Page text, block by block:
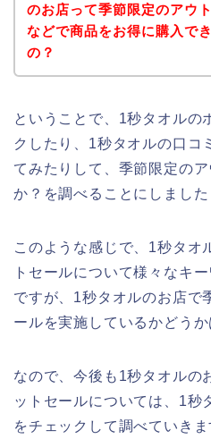
のお店って季節限定のアウ
などで商品をお得に購入で
の？
ということで、1秒タオルの
クしたり、1秒タオルの口コ
てみたりして、季節限定の
か？を調べることにしました
このような感じで、1秒タオ
トセールについて様々なキ
ですが、1秒タオルのお店で
ールを実施しているかどう
なので、今後も1秒タオルの
ットセールについては、1秒
をチェックして調べていきま